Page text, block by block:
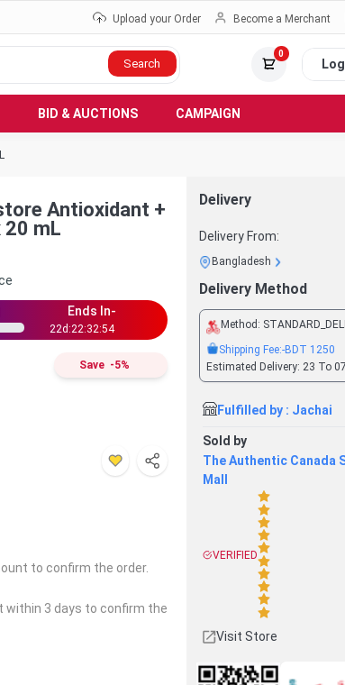
Upload your Order Become a Merchant
Search
0
BID & AUCTIONS CAMPAIGN
Antioxidant +
20 mL
Ends In-
22d:22:32:53
Save -5%
to confirm the order.
within 3 days to confirm the
Delivery
Delivery From:
Bangladesh
Delivery Method
Method:
Shipping Fee:-BDT 1250
Estimated Delivery: 23 To
Fulfilled by : Jachai
Sold by
The Authentic Canada
Mall
VERIFIED
Visit Store